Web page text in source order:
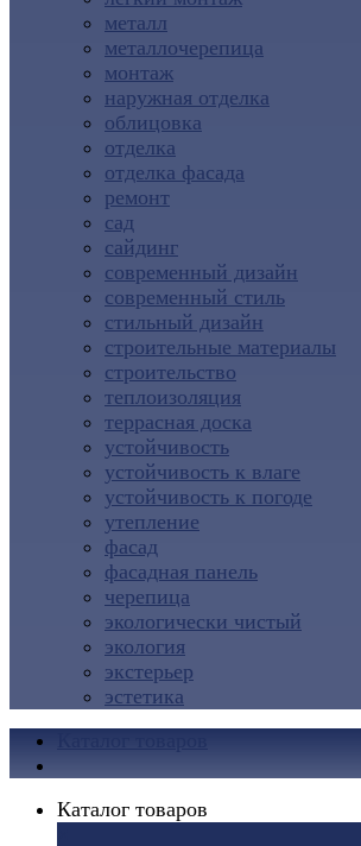
металл
металлочерепица
монтаж
наружная отделка
облицовка
отделка
отделка фасада
ремонт
сад
сайдинг
современный дизайн
современный стиль
стильный дизайн
строительные материалы
строительство
теплоизоляция
террасная доска
устойчивость
устойчивость к влаге
устойчивость к погоде
утепление
фасад
фасадная панель
черепица
экологически чистый
экология
экстерьер
эстетика
Каталог товаров